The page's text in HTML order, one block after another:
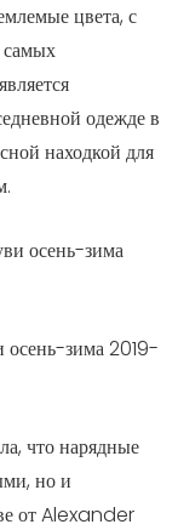
цвета, с
самых
одежде в
находкой для
зима 2019-
что нарядные
но и
от Alexander